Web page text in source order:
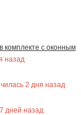
комплекте с оконным
назад
2 дня назад
дней назад